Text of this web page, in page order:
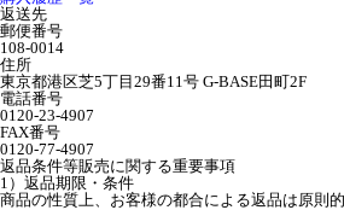
返送先
郵便番号
108-0014
住所
東京都港区芝5丁目29番11号 G-BASE田町2F
電話番号
0120-23-4907
FAX番号
0120-77-4907
返品条件等販売に関する重要事項
1）返品期限・条件
商品の性質上、お客様の都合による返品は原則